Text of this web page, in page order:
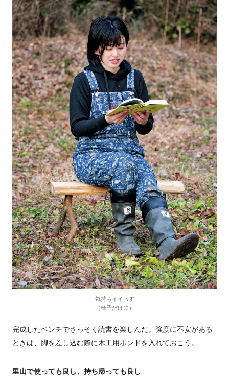
気持ちイイっす
（椅子だけに）
完成したベンチでさっそく読書を楽しんだ。強度に不安がある
ときは、脚を差し込む際に木工用ボンドを入れておこう。
里山で使っても良し、持ち帰っても良し